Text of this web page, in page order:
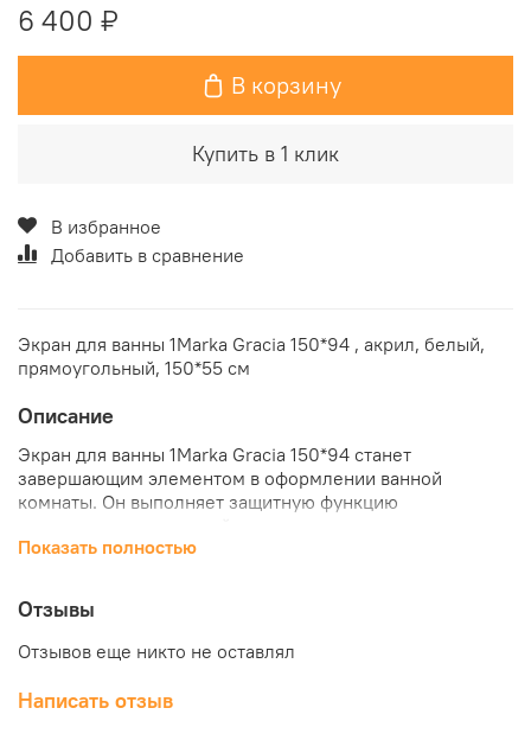
6 400 ₽
В корзину
Купить в 1 клик
В избранное
Добавить в сравнение
Экран для ванны 1Marka Gracia 150*94 , акрил, белый,
прямоугольный, 150*55 см
Описание
Экран для ванны 1Marka Gracia 150*94 станет
завершающим элементом в оформлении ванной
комнаты. Он выполняет защитную функцию
Благодаря продуманной конструкции данная модель
качественного акрила и рассчитана на долгое
использование. Купить экран для ванны 1Marka Gracia
150*94 по лучшей цене можно в нашем интернет-
магазине "КубикСтрой".
Показать полностью
Отзывы
Отзывов еще никто не оставлял
Написать отзыв